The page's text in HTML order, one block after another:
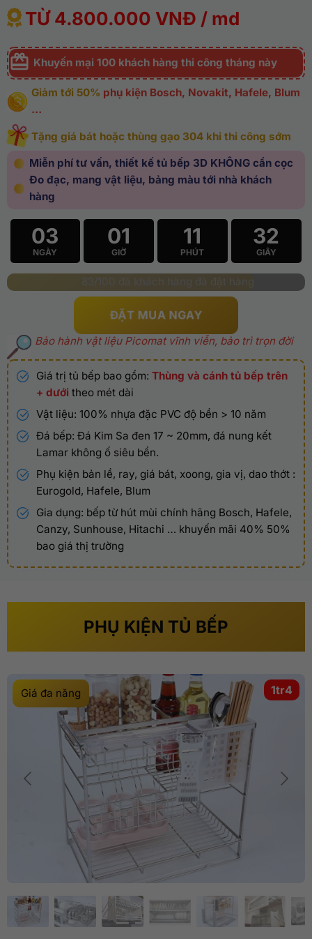
TỪ 4.800.000 VNĐ / md
Khuyến mại 100 khách hàng thi công tháng này
Giảm tới 50% phụ kiện Bosch, Novakit, Hafele, Blum
…
Tặng giá bát hoặc thùng gạo 304 khi thi công sớm
Miễn phí tư vấn, thiết kế tủ bếp 3D KHÔNG cần cọc
Đo đạc, mang vật liệu, bảng màu tới nhà khách
hàng
03
NGÀY
01
GIỜ
11
PHÚT
30
GIÂY
83/100 đã khách hàng đã đặt hàng
ĐẶT MUA NGAY
Bảo hành vật liệu Picomat vĩnh viễn, bảo trì trọn đời
Giá trị tủ bếp bao gồm: Thùng và cánh tủ bếp trên
+ dưới theo mét dài
Vật liệu: 100% nhựa đặc PVC độ bền > 10 năm
Đá bếp: Đá Kim Sa đen 17 ~ 20mm, đá nung kết
Lamar không ố siêu bền.
Phụ kiện bản lề, ray, giá bát, xoong, gia vị, dao thớt :
Eurogold, Hafele, Blum
Gia dụng: bếp từ hút mùi chính hãng Bosch, Hafele,
Canzy, Sunhouse, Hitachi … khuyến mãi 40% 50%
bao giá thị trường
PHỤ KIỆN TỦ BẾP
Giá đa năng 1tr4